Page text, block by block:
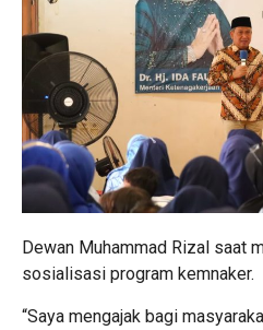
Dewan Muhammad Rizal saat
sosialisasi program kemnaker.
“Saya mengajak bagi